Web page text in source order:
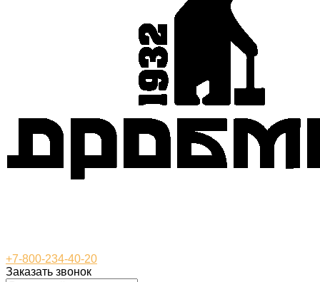
+7-800-234-40-20
Заказать звонок